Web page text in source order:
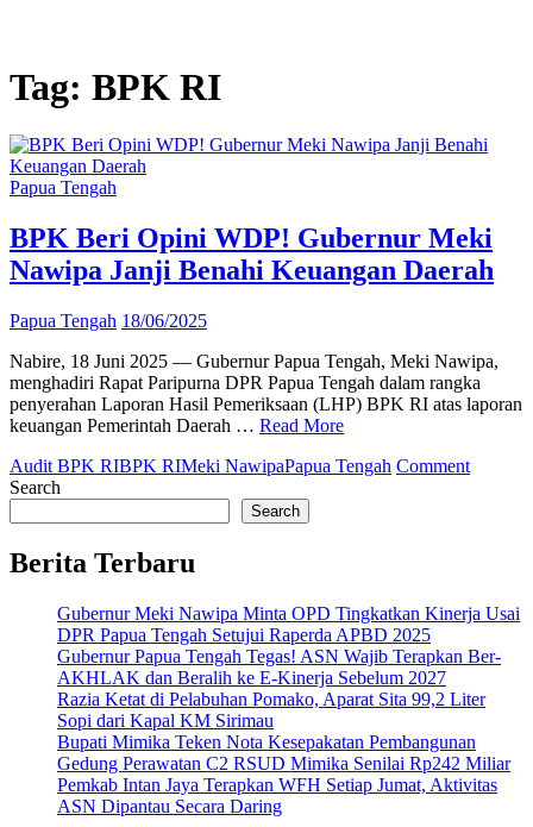
Tag: BPK RI
Papua Tengah
BPK Beri Opini WDP! Gubernur Meki
Nawipa Janji Benahi Keuangan Daerah
Papua Tengah 18/06/2025
Nabire, 18 Juni 2025 — Gubernur Papua Tengah, Meki Nawipa,
menghadiri Rapat Paripurna DPR Papua Tengah dalam rangka
penyerahan Laporan Hasil Pemeriksaan (LHP) BPK RI atas laporan
keuangan Pemerintah Daerah … Read More
Audit BPK RIBPK RIMeki NawipaPapua Tengah Commenton
Nawipa
Benahi
Daerah
Search
Search
Berita Terbaru
Gubernur Meki Nawipa Minta OPD Tingkatkan Kinerja Usai
DPR Papua Tengah Setujui Raperda APBD 2025
Gubernur Papua Tengah Tegas! ASN Wajib Terapkan Ber-
AKHLAK dan Beralih ke E-Kinerja Sebelum 2027
Razia Ketat di Pelabuhan Pomako, Aparat Sita 99,2 Liter
Sopi dari Kapal KM Sirimau
Bupati Mimika Teken Nota Kesepakatan Pembangunan
Gedung Perawatan C2 RSUD Mimika Senilai Rp242 Miliar
Pemkab Intan Jaya Terapkan WFH Setiap Jumat, Aktivitas
ASN Dipantau Secara Daring